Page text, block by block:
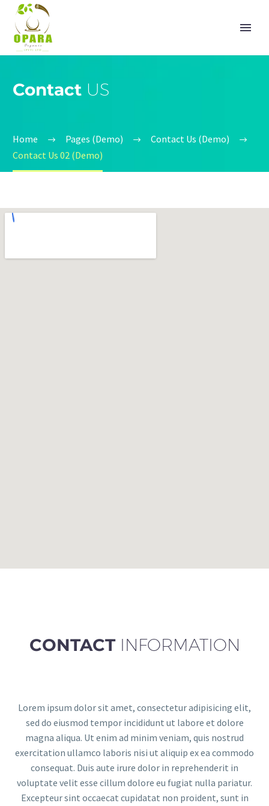
Contact US
Home Pages (Demo)
Contact Us (Demo)
Contact Us 02 (Demo)
CONTACT INFORMATION
Lorem ipsum dolor sit amet, consectetur adipisicing elit,
sed do eiusmod tempor incididunt ut labore et dolore
magna aliqua. Ut enim ad minim veniam, quis nostrud
exercitation ullamco laboris nisi ut aliquip ex ea commodo
consequat. Duis aute irure dolor in reprehenderit in
voluptate velit esse cillum dolore eu fugiat nulla pariatur.
Excepteur sint occaecat cupidatat non proident, sunt in